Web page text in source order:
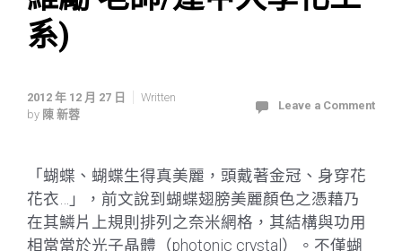
系)
2012 年 12 月 27 日
Written
by 陳 新蓉
Leave a Comment
「蝴蝶、蝴蝶生得真美麗，頭戴著金冠、身穿花
花衣…」，前文說到蝴蝶翅膀美麗顏色之憑藉乃
在其鱗片上規則排列之奈米網格，其結構與功用
相當當於光子晶體（photonic crystal）。不僅蝴